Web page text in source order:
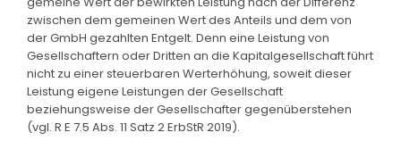
zwischen dem gemeinen Wert des Anteils und dem von
der GmbH gezahlten Entgelt. Denn eine Leistung von
Gesellschaftern oder Dritten an die Kapitalgesellschaft führt
nicht zu einer steuerbaren Werterhöhung, soweit dieser
Leistung eigene Leistungen der Gesellschaft
beziehungsweise der Gesellschafter gegenüberstehen
(vgl. R E 7.5 Abs. 11 Satz 2 ErbStR 2019).